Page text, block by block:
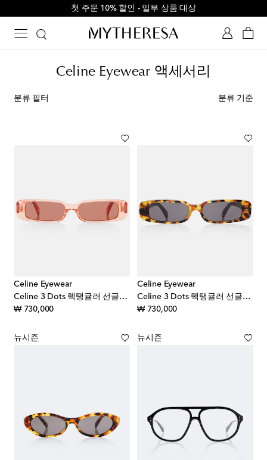
첫 주문 10% 할인 - 일부 상품 대상
Celine Eyewear 액세서리
분류 필터 분류 기준
Celine Eyewear
Celine 3 Dots 렉탱귤러 선글라스
₩ 730,000original price
Celine Eyewear
Celine 3 Dots 렉탱귤러 선글라스
₩ 730,000original price
뉴시즌 뉴시즌